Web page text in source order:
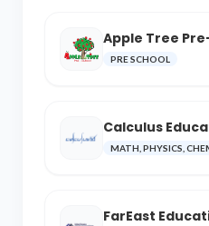
Apple Tree
PRE SCHOOL
Calculus
MATH, PHYSICS,
FarEast